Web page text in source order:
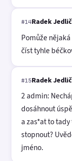
#14Radek
Pomůže
číst tyhle
#15Radek
2 admin:
dosáhnout
a zas*at to
stopnout?
jméno.